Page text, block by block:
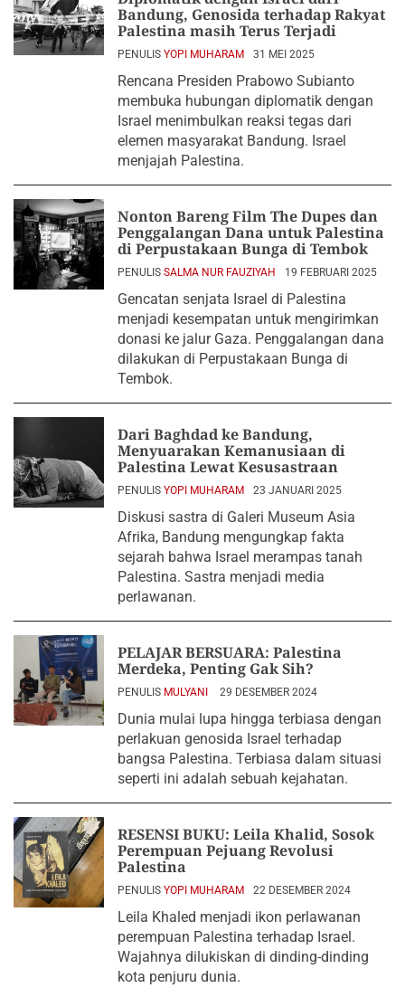
Bandung, Genosida terhadap Rakyat
Palestina masih Terus Terjadi
PENULIS YOPI MUHARAM 31 MEI 2025
Rencana Presiden Prabowo Subianto
membuka hubungan diplomatik dengan
Israel menimbulkan reaksi tegas dari
elemen masyarakat Bandung. Israel
menjajah Palestina.
Nonton Bareng Film The Dupes dan
Penggalangan Dana untuk Palestina
di Perpustakaan Bunga di Tembok
PENULIS SALMA NUR FAUZIYAH 19 FEBRUARI 2025
Gencatan senjata Israel di Palestina
menjadi kesempatan untuk mengirimkan
donasi ke jalur Gaza. Penggalangan dana
dilakukan di Perpustakaan Bunga di
Tembok.
Dari Baghdad ke Bandung,
Menyuarakan Kemanusiaan di
Palestina Lewat Kesusastraan
PENULIS YOPI MUHARAM 23 JANUARI 2025
Diskusi sastra di Galeri Museum Asia
Afrika, Bandung mengungkap fakta
sejarah bahwa Israel merampas tanah
Palestina. Sastra menjadi media
perlawanan.
PELAJAR BERSUARA: Palestina
Merdeka, Penting Gak Sih?
PENULIS MULYANI 29 DESEMBER 2024
Dunia mulai lupa hingga terbiasa dengan
perlakuan genosida Israel terhadap
bangsa Palestina. Terbiasa dalam situasi
seperti ini adalah sebuah kejahatan.
RESENSI BUKU: Leila Khalid, Sosok
Perempuan Pejuang Revolusi
Palestina
PENULIS YOPI MUHARAM 22 DESEMBER 2024
Leila Khaled menjadi ikon perlawanan
perempuan Palestina terhadap Israel.
Wajahnya dilukiskan di dinding-dinding
kota penjuru dunia.